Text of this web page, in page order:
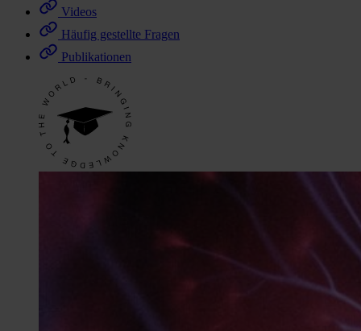
Videos
Häufig gestellte Fragen
Publikationen